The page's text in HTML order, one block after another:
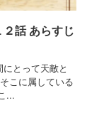
話 あらすじ
とって天敵と
こに属している
...